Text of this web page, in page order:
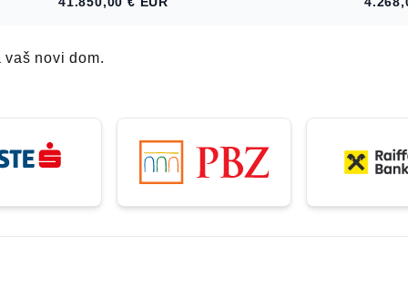
sportskih
novi dom.